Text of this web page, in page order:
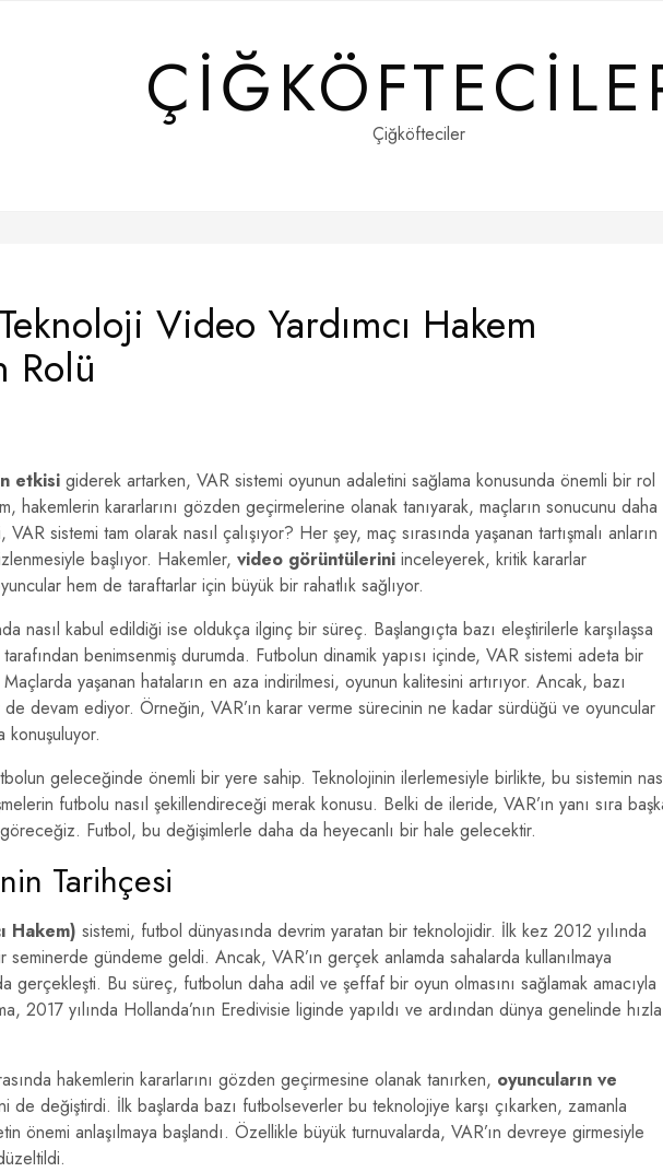
Çiğköfteciler
Video Yardımcı Hakem
Rolü
etkisi giderek artarken, VAR sistemi oyunun adaletini sağlama konusunda önemli bir rol
hakemlerin kararlarını gözden geçirmelerine olanak tanıyarak, maçların sonucunu daha
sistemi tam olarak nasıl çalışıyor? Her şey, maç sırasında yaşanan tartışmalı anların
başlıyor. Hakemler, video görüntülerini inceleyerek, kritik kararlar
hem de taraftarlar için büyük bir rahatlık sağlıyor.
nasıl kabul edildiği ise oldukça ilginç bir süreç. Başlangıçta bazı eleştirilerle karşılaşsa
benimsenmiş durumda. Futbolun dinamik yapısı içinde, VAR sistemi adeta bir
yaşanan hataların en aza indirilmesi, oyunun kalitesini artırıyor. Ancak, bazı
de devam ediyor. Örneğin, VAR’ın karar verme sürecinin ne kadar sürdüğü ve oyuncular
konuşuluyor.
geleceğinde önemli bir yere sahip. Teknolojinin ilerlemesiyle birlikte, bu sistemin
futbolu nasıl şekillendireceği merak konusu. Belki de ileride, VAR’ın yanı sıra
Futbol, bu değişimlerle daha da heyecanlı bir hale gelecektir.
Tarihçesi
Hakem) sistemi, futbol dünyasında devrim yaratan bir teknolojidir. İlk kez 2012 yılında
seminerde gündeme geldi. Ancak, VAR’ın gerçek anlamda sahalarda kullanılmaya
gerçekleşti. Bu süreç, futbolun daha adil ve şeffaf bir oyun olmasını sağlamak amacıyla
2017 yılında Hollanda’nın Eredivisie liginde yapıldı ve ardından dünya genelinde hızla
hakemlerin kararlarını gözden geçirmesine olanak tanırken, oyuncuların ve
de değiştirdi. İlk başlarda bazı futbolseverler bu teknolojiye karşı çıkarken, zamanla
önemi anlaşılmaya başlandı. Özellikle büyük turnuvalarda, VAR’ın devreye girmesiyle